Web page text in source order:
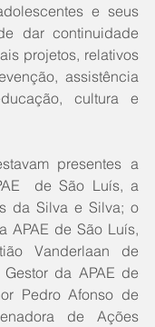
e seus
dar continuidade
projetos, relativos
assistência
cultura e
presentes a
de São Luís, a
da Silva e Silva; o
APAE de São Luís,
Vanderlaan de
da APAE de
Pedro Afonso de
de Ações